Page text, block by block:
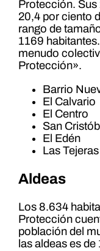
Protección. Sus
20,4 por ciento
rango de
1169
menudo
Protección».
Barrio
El Calvario
El Centro
San
El Edén
Las Tejeras
Aldeas
Los 8.634
Protección
población del
las aldeas es